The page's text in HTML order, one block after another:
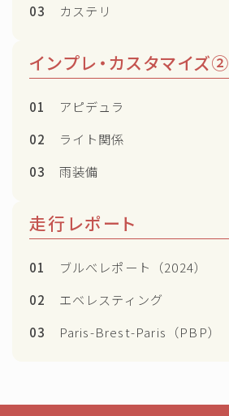
03
カステリ
インプレ・カスタマイズ②
01
アピデュラ
02
ライト関係
03
雨装備
走行レポート
01
ブルべレポート（2024）
02
エベレスティング
03
Paris-Brest-Paris（PBP）